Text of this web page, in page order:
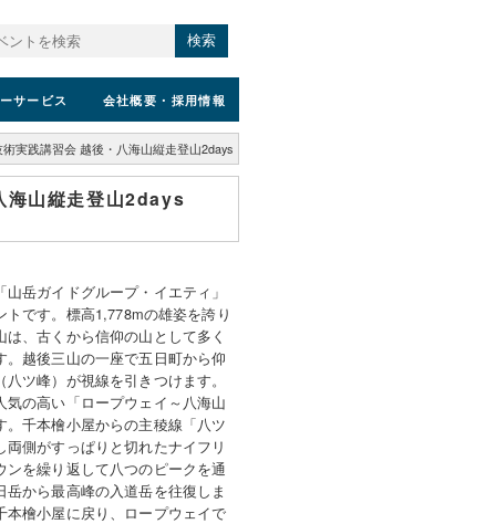
検索
サービス 会社概要 ・採用情報
実践講習会 越後・八海山縦走登山2days
海山縦走登山2days
岳ガイドグループ・イエティ」
です。標高1,778mの雄姿を誇り
、古くから信仰の山として多く
越後三山の一座で五日町から仰
ツ峰）が視線を引きつけます。
の高い「ロープウェイ～八海山
。千本檜小屋からの主稜線「八ツ
側がすっぱりと切れたナイフリ
ンを繰り返して八つのピークを通
から最高峰の入道岳を往復しま
檜小屋に戻り、ロープウェイで